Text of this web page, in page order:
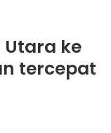
ke
tercepat